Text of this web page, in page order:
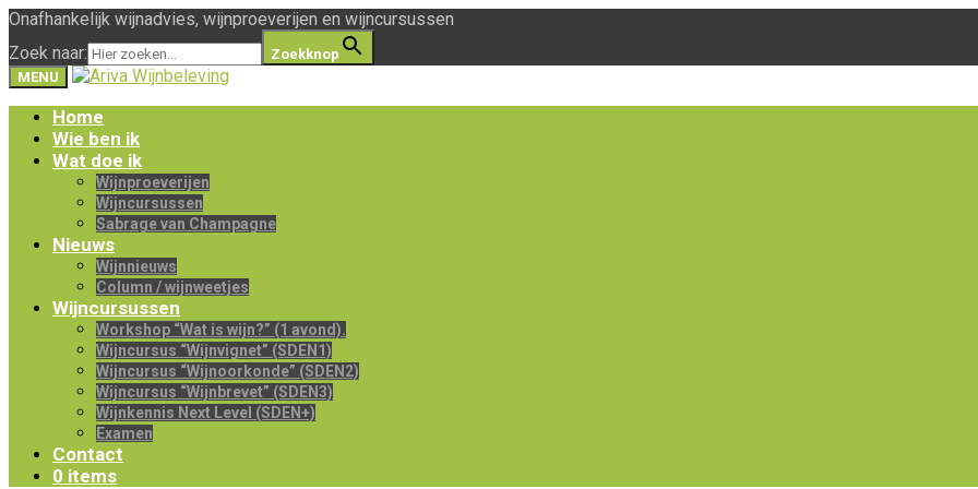
Onafhankelijk wijnadvies, wijnproeverijen en wijncursussen
Zoek naar:
Zoekknop
MENU
Home
Wie ben ik
Wat doe ik
Wijnproeverijen
Wijncursussen
Sabrage van Champagne
Nieuws
Wijnnieuws
Column / wijnweetjes
Wijncursussen
Workshop “Wat is wijn?” (1 avond).
Wijncursus “Wijnvignet” (SDEN1)
Wijncursus “Wijnoorkonde” (SDEN2)
Wijncursus “Wijnbrevet” (SDEN3)
Wijnkennis Next Level (SDEN+)
Examen
Contact
0 items